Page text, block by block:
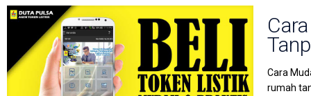
Cara
rumah